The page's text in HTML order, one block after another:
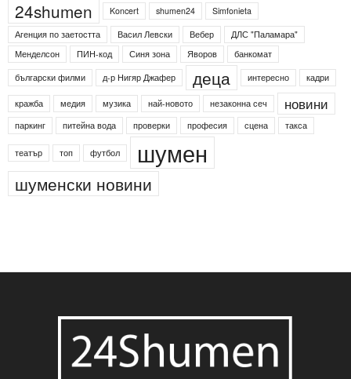
24shumen Koncert shumen24
Simfonieta
Агенция по заетостта
Васил Левски Вебер
ДЛС "Паламара"
Менделсон
ПИН-код Синя зона Яворов
банкомат
български филми
д-р Нигяр Джафер деца интересно кадри
кражба медия музика най-новото незаконна сеч новини
паркинг питейна вода проверки професия сцена такса
театър топ футбол шумен
шуменски новини